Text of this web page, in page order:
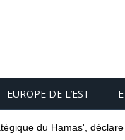
EUROPE DE L’EST
du Hamas',